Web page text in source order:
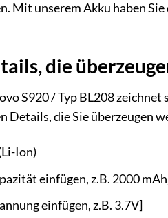
Mit unserem Akku haben
die
S920 / Typ BL208
Details, die Sie überzeugen
Ion)
einfügen, z.B. 2000
einfügen, z.B. 3.7V]